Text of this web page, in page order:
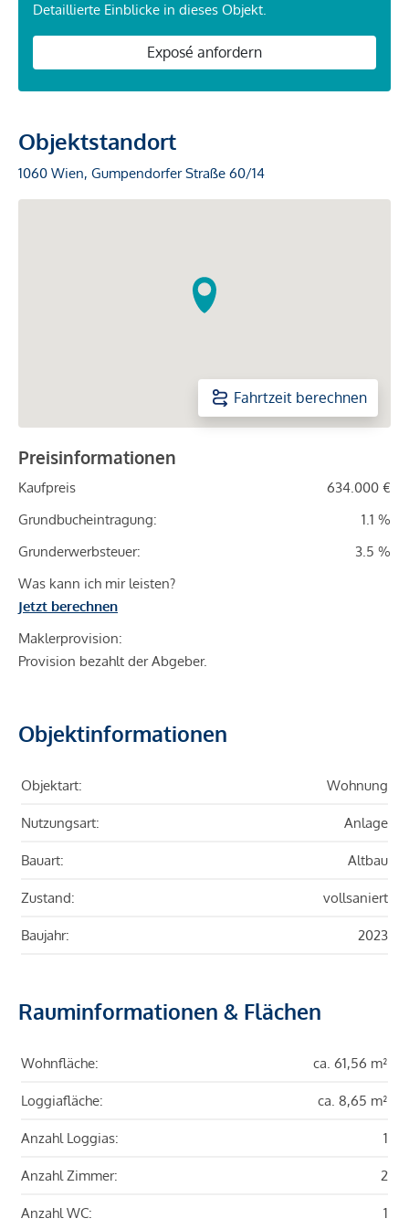
Detaillierte Einblicke in dieses Objekt.
Exposé anfordern
Objektstandort
1060 Wien, Gumpendorfer Straße 60/14
Fahrtzeit berechnen
Preisinformationen
Kaufpreis
634.000 €
Grundbucheintragung:
1.1 %
Grunderwerbsteuer:
3.5 %
Was kann ich mir leisten?
Jetzt berechnen
Maklerprovision:
Provision bezahlt der Abgeber.
Objektinformationen
Objektart: Wohnung
Nutzungsart: Anlage
Bauart: Altbau
Zustand: vollsaniert
Baujahr: 2023
Rauminformationen & Flächen
Wohnfläche: ca. 61,56 m²
Loggiafläche: ca. 8,65 m²
Anzahl Loggias: 1
Anzahl Zimmer: 2
Anzahl WC: 1